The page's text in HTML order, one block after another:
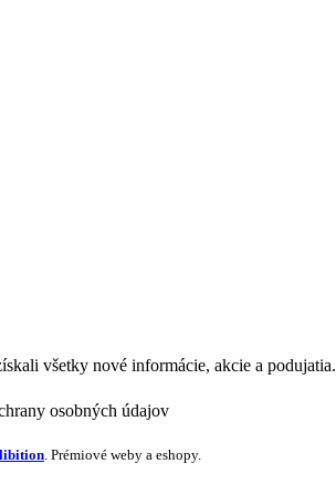
všetky nové informácie, akcie a podujatia.
osobných údajov
. Prémiové weby a eshopy.